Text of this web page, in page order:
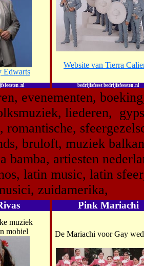
Edwarts
.nl
Website van Tierra
bedrijfsfeest bedrijfsfeesten .nl
evenementen,
liederen,
romantische,
bruloft, muziek
bamba, artiesten
latin music, latin
zuidamerika,
muziek
mobiel
Pink Mariachi
De Mariachi voor Gay